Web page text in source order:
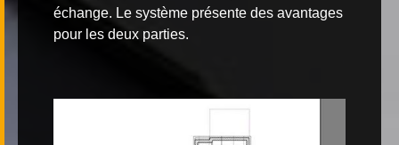
échange. Le système présente des avantages
pour les deux parties.